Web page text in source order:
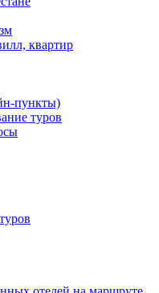
квартир
пункты)
туров